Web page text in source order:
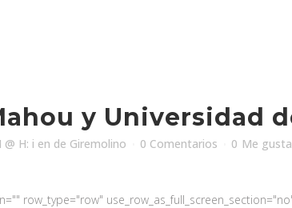
y Universidad
H: i en de Giremolino 0 Comentarios 0 Me gusta
row_type="row"